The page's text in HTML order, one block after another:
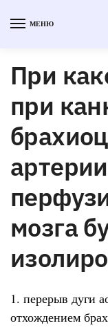
МЕНЮ
При
при
мозга
1. перерыв дуги
отхождением